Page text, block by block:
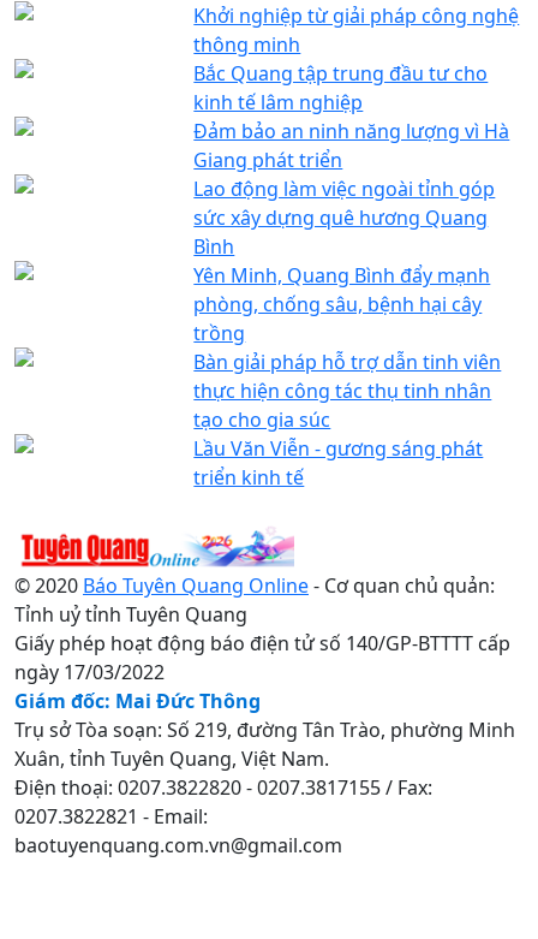
Khởi nghiệp từ giải pháp công nghệ
thông minh
Bắc Quang tập trung đầu tư cho
kinh tế lâm nghiệp
Đảm bảo an ninh năng lượng vì Hà
Giang phát triển
Lao động làm việc ngoài tỉnh góp
sức xây dựng quê hương Quang
Bình
Yên Minh, Quang Bình đẩy mạnh
phòng, chống sâu, bệnh hại cây
trồng
Bàn giải pháp hỗ trợ dẫn tinh viên
thực hiện công tác thụ tinh nhân
tạo cho gia súc
Lầu Văn Viễn - gương sáng phát
triển kinh tế
© 2020 Báo Tuyên Quang Online- Cơ quan chủ quản:
Tỉnh uỷ tỉnh Tuyên Quang
Giấy phép hoạt động báo điện tử số 140/GP-BTTTT cấp
ngày 17/03/2022
Giám đốc: Mai Đức Thông
Trụ sở Tòa soạn: Số 219, đường Tân Trào, phường Minh
Xuân, tỉnh Tuyên Quang, Việt Nam.
Điện thoại: 0207.3822820 - 0207.3817155 / Fax:
0207.3822821 - Email:
baotuyenquang.com.vn@gmail.com